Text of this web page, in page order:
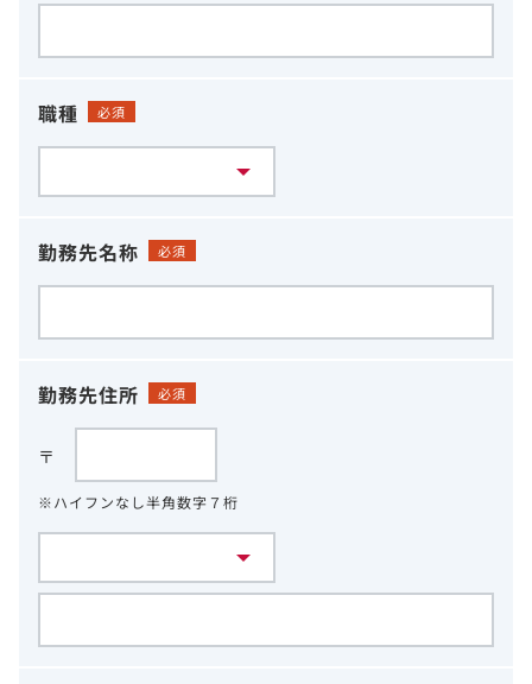
職種 必須
勤務先名称 必須
勤務先住所 必須
〒
※ハイフンなし半角数字７桁